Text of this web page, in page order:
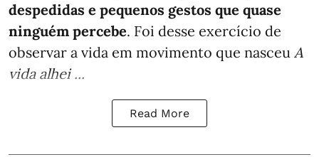
despedidas e pequenos gestos que quase
ninguém percebe. Foi desse exercício de
observar a vida em movimento que nasceu A
vida alhei ...
Read More